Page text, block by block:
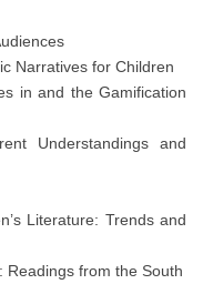
Narratives for Children
in and the Gamification
Understandings and
Literature: Trends and
Readings from the South